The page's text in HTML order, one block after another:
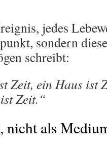
jedes
sondern
schreibt:
Zeit, ein Haus ist
Zeit.“
als